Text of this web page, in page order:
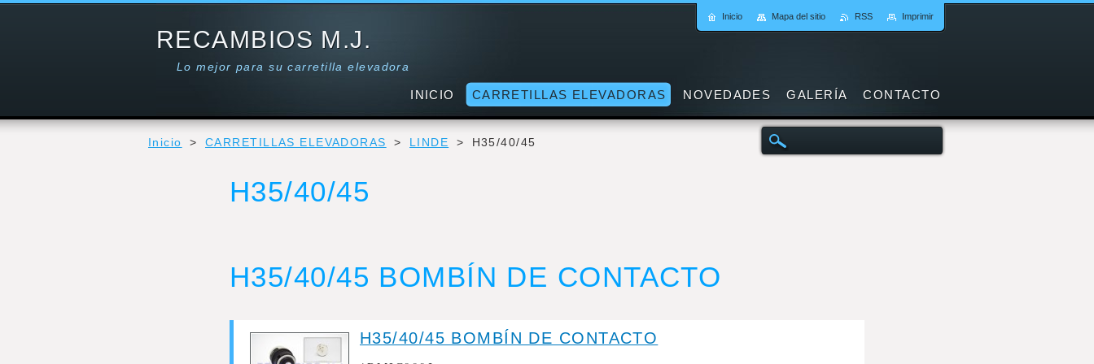
RECAMBIOS M.J.
Lo mejor para su carretilla elevadora
Inicio > CARRETILLAS ELEVADORAS > LINDE > H35/40/45
H35/40/45
H35/40/45 BOMBÍN DE CONTACTO
H35/40/45 BOMBÍN DE CONTACTO
INICIO CARRETILLAS ELEVADORAS NOVEDADES GALERÍA CONTACTO
Inicio Mapa del sitio RSS Imprimir